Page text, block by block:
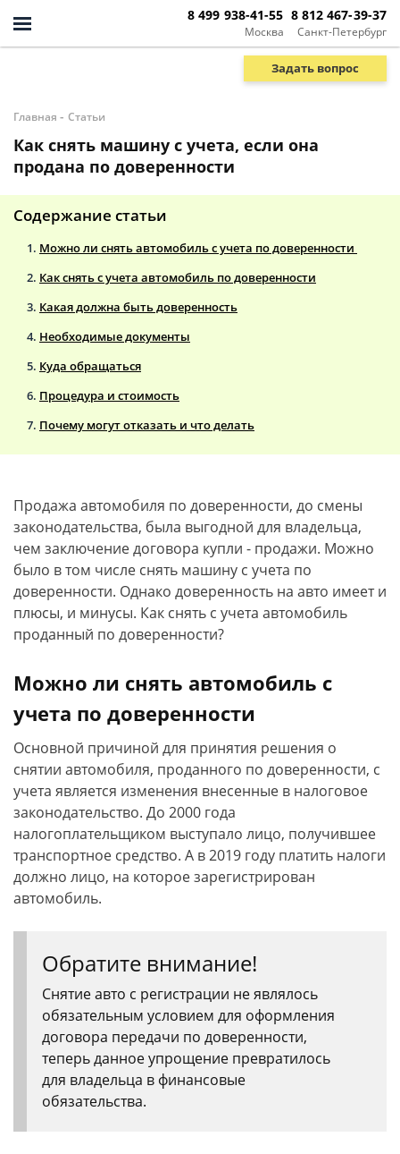
Москва
8 499 938-41-55
Санкт-Петербург
8 812 467-39-37
Задать вопрос
Главная - Статьи
Как снять машину с учета, если она
продана по доверенности
Содержание статьи
Можно ли снять автомобиль с учета по доверенности
Как снять с учета автомобиль по доверенности
Какая должна быть доверенность
Необходимые документы
Куда обращаться
Процедура и стоимость
Почему могут отказать и что делать
Продажа автомобиля по доверенности, до смены
законодательства, была выгодной для владельца,
чем заключение договора купли - продажи. Можно
было в том числе снять машину с учета по
доверенности. Однако доверенность на авто имеет и
плюсы, и минусы. Как снять с учета автомобиль
проданный по доверенности?
Можно ли снять автомобиль с
учета по доверенности
Основной причиной для принятия решения о
снятии автомобиля, проданного по доверенности, с
учета является изменения внесенные в налоговое
законодательство. До 2000 года
налогоплательщиком выступало лицо, получившее
транспортное средство. А в 2019 году платить налоги
должно лицо, на которое зарегистрирован
автомобиль.
Обратите внимание!
Снятие авто с регистрации не являлось
обязательным условием для оформления
договора передачи по доверенности,
теперь данное упрощение превратилось
для владельца в финансовые
обязательства.